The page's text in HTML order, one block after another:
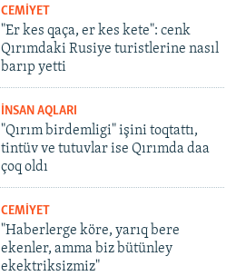
CEMİYET
"Er kes qaça, er kes kete": cenk
Qırımdaki Rusiye turistlerine nasıl
barıp yetti
İNSAN AQLARI
"Qırım birdemligi" işini toqtattı,
tintüv ve tutuvlar ise Qırımda daa
çoq oldı
CEMİYET
"Haberlerge köre, yarıq bere
ekenler, amma biz bütünley
ekektriksizmiz"